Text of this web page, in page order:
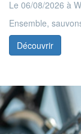
Le 06/08/2026 à
Ensemble,
Découvrir